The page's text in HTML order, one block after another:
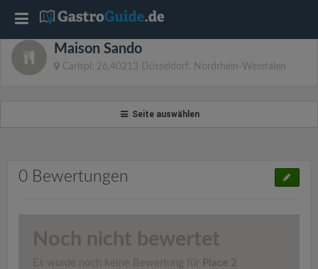
Maison Sando
Carlspl. 26,40213 Düsseldorf, Nordrhein-Westfalen
Seite auswählen
0 Bewertungen
Noch nicht bewertet
Es wurde noch keine Bewertung für Place 2
T
o